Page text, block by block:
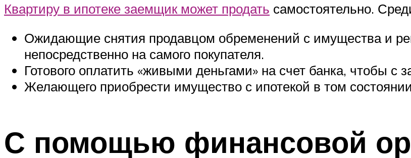
Квартиру в ипотеке заемщик может продать самостоятельно.
Ожидающие снятия продавцом обременений с имущества и
непосредственно на самого покупателя.
Готового оплатить «живыми деньгами» на счет банка, чтобы с
Желающего приобрести имущество с ипотекой в том
С помощью финансовой